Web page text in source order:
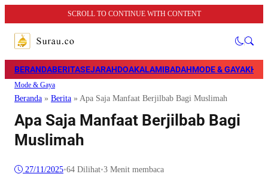
SCROLL TO CONTINUE WITH CONTENT
BERANDABERITASEJARAHDOAKALAMIBADAHMODE & GAYA
Mode & Gaya
Beranda » Berita » Apa Saja Manfaat Berjilbab Bagi Muslimah
Apa Saja Manfaat Berjilbab Bagi
Muslimah
27/11/2025•64 Dilihat•3 Menit membaca